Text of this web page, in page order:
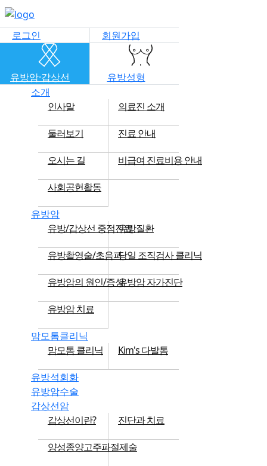
메뉴 건너뛰기
로그인 회원가입
유방암·갑상선
유방성형
소개
인사말
의료진 소개
둘러보기 진료 안내
오시는 길 비급여 진료비용 안내
사회공헌활동
유방암
유방/갑상선 중점진료유방질환
유방촬영술/초음파당일 조직검사 클리닉
유방암의 원인/증상유방암 자가진단
유방암 치료
맘모톰클리닉
맘모톰 클리닉
Kim's 다발톰
유방석회화
유방암수술
갑상선암
갑상선이란?
진단과 치료
양성종양고주파절제술